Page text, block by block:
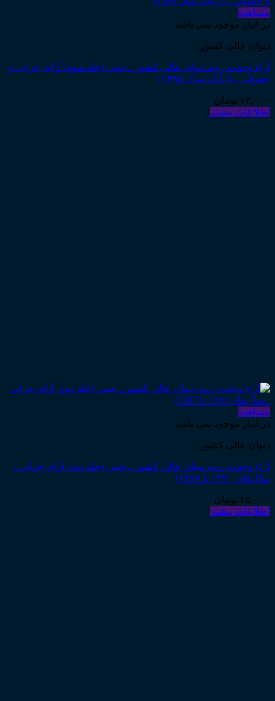
مشاهده
در انبار موجود نمی باشد
دیوان عالی کشور
آراء وحدت رویه دیوان عالی کشور ـ جیبی (جلد سوم: آرای جزایی و
حقوقی ـ تا پایان سال ۱۳۹۵)
۱۳,۰۰۰ تومان
اطلاعات بیشتر
مشاهده
در انبار موجود نمی باشد
دیوان عالی کشور
آراء وحدت رویه دیوان عالی کشور ـ جیبی (جلد دوم: آرای جزایی ـ
سال‌های ۱۳۳۰ تا ۱۳۸۷)
۲۵,۰۰۰ تومان
اطلاعات بیشتر